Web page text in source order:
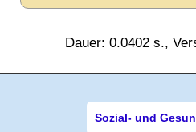
Dauer: 0.0402 s.,
Sozial- und